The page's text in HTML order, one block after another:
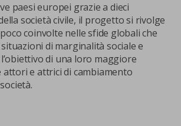
paesi europei grazie a dieci
società civile, il progetto si rivolge
coinvolte nelle sfide globali che
di marginalità sociale e
di una loro maggiore
attori e attrici di cambiamento